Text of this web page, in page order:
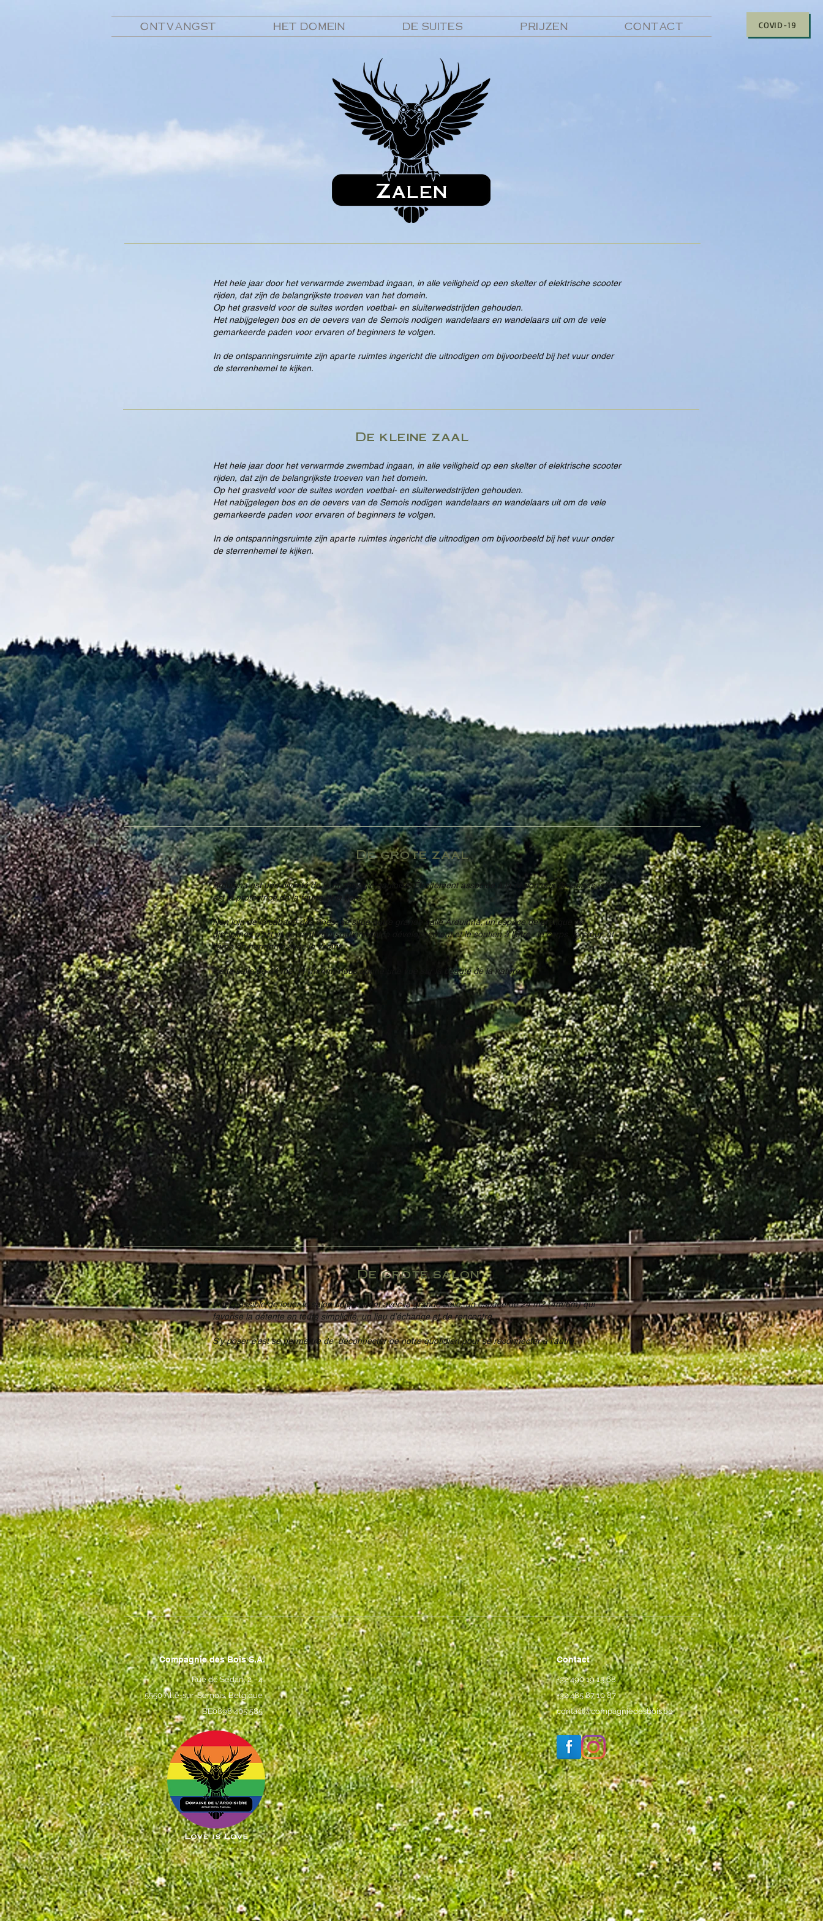
ONTVANGST HET DOMEIN DE SUITES PRIJZEN CONTACT COVID-19
Zalen
Het hele jaar door het verwarmde zwembad ingaan, in alle veiligheid op een skelter of elektrische scooter
rijden, dat zijn de belangrijkste troeven van het domein.
Op het grasveld voor de suites worden voetbal- en sluiterwedstrijden gehouden.
Het nabijgelegen bos en de oevers van de Semois nodigen wandelaars en wandelaars uit om de vele
gemarkeerde paden voor ervaren of beginners te volgen.
In de ontspanningsruimte zijn aparte ruimtes ingericht die uitnodigen om bijvoorbeeld bij het vuur onder
de sterrenhemel te kijken.
De kleine zaal
Het hele jaar door het verwarmde zwembad ingaan, in alle veiligheid op een skelter of elektrische scooter
rijden, dat zijn de belangrijkste troeven van het domein.
Op het grasveld voor de suites worden voetbal- en sluiterwedstrijden gehouden.
Het nabijgelegen bos en de oevers van de Semois nodigen wandelaars en wandelaars uit om de vele
gemarkeerde paden voor ervaren of beginners te volgen.
In de ontspanningsruimte zijn aparte ruimtes ingericht die uitnodigen om bijvoorbeeld bij het vuur onder
de sterrenhemel te kijken.
De grote zaal
Arduinna est une divinité de la mythologie gauloise. Étroitement associée à la région des Ardennes, elle
est la protectrice de la faune et la flore….
Non loin de la cabane des ânes, se situe notre grande salle Arduinna, un espace de pratique de
disciplines d’art et de santé qui soutiennent le développement et le soutien à l’être : le corps, le cœur, et
l’âme en harmonie avec le Vivant.
Cette salle de 44 m2 (11m/4m) nous donne une vue sur la beauté de la nature.
De grote salon
Il est possible de louer le salon uniquement avec la grande salle, un espace de 24 m2 (4m/6m) qui
favorise la détente en toute simplicité, un lieu d’échange et de rencontre.
S’y poser c’est se permettre de déconnecter de notre quotidien pour se reconnecter à l’autre.
Compagnie des Bois S.A.
Rue de Sedan, 2 - 4
5550 Alle-sur-Semois, Belgique
BE0898 405 585
Contact
+32 490 19 15 68
+32 485 87 10 87
contact@compagniedesbois.be